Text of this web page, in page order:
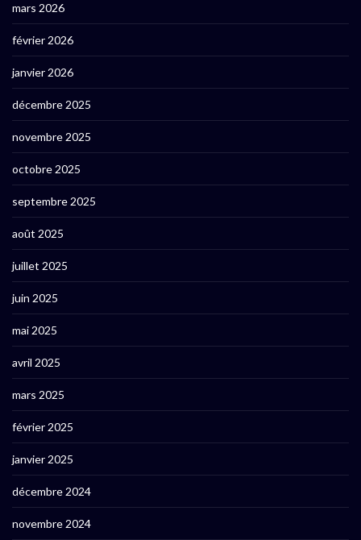
mars 2026
février 2026
janvier 2026
décembre 2025
novembre 2025
octobre 2025
septembre 2025
août 2025
juillet 2025
juin 2025
mai 2025
avril 2025
mars 2025
février 2025
janvier 2025
décembre 2024
novembre 2024